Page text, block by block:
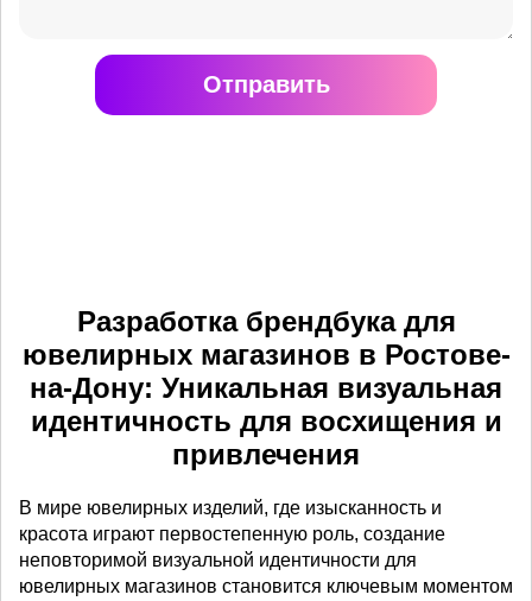
Отправить
Разработка брендбука для
ювелирных магазинов в Ростове-
на-Дону: Уникальная визуальная
идентичность для восхищения и
привлечения
В мире ювелирных изделий, где изысканность и
красота играют первостепенную роль, создание
неповторимой визуальной идентичности для
ювелирных магазинов становится ключевым моментом